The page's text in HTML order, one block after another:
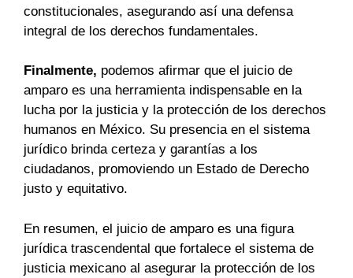
constitucionales, asegurando así una defensa
integral de los derechos fundamentales.
Finalmente, podemos afirmar que el juicio de
amparo es una herramienta indispensable en la
lucha por la justicia y la protección de los derechos
humanos en México. Su presencia en el sistema
jurídico brinda certeza y garantías a los
ciudadanos, promoviendo un Estado de Derecho
justo y equitativo.
En resumen, el juicio de amparo es una figura
jurídica trascendental que fortalece el sistema de
justicia mexicano al asegurar la protección de los